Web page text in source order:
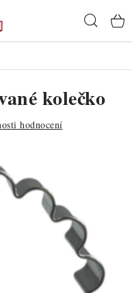
kolečko
hodnocení